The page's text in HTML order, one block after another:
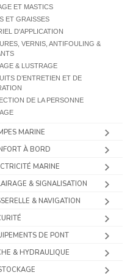
ET MASTICS
ET GRAISSES
D'APPLICATION
VERNIS, ANTIFOULING &
& LUSTRAGE
D’ENTRETIEN ET DE
DE LA PERSONNE
MARINE
À BORD
MARINE
& SIGNALISATION
& NAVIGATION
DE PONT
& HYDRAULIQUE